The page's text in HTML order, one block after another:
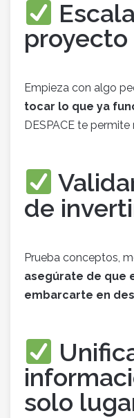
proyecto
Empieza con algo
tocar lo que ya
DESPACE te
de
Prueba conceptos,
asegúrate de que
embarcarte en
solo